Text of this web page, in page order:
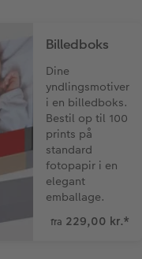
Billedboks
Dine
yndlingsmotiver
i en billedboks.
Bestil op til 100
prints på
standard
fotopapir i en
elegant
emballage.
fra 229,00 kr.*